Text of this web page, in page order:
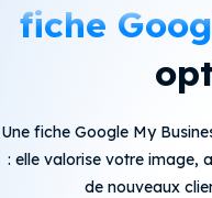
fiche
Une fiche Google My
: elle valorise votre image,
de nouveaux